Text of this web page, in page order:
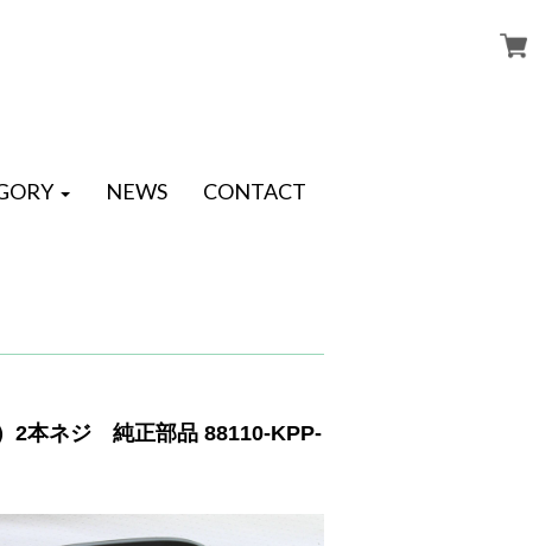
NEWS CONTACT
2本ネジ 純正部品 88110-KPP-